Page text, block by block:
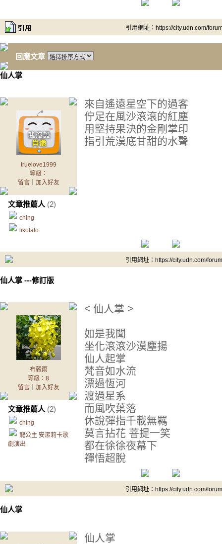
引用網址：https://city.udn.com/
回應文章
仙人掌
truelove1999
等級：
留言｜ 加入好友
文章推薦人 (2)
ching
likolalo
來自遙遠星空下的過客
佇足在風沙滾滾的紅塵
用堅持果決的金剛掌印
指引荒漠底甘甜的水聲
引用網址：https://city.udn.com/
仙人掌 ---修訂版
布榖雨
等級：8
留言｜ 加入好友
文章推薦人 (2)
ching
龍公主 安潔莉卡歌
劇演出
< 仙人掌 >
如是我聞
坐化滾滾沙漠塵揚
仙人起掌
梵音如水流
漂過恆河
渡過星系
而風吹葉落
休說彈指千載無羈
莫言拈花 菩提一笑
都在徐徐夜幕下
禪悟超脫
引用網址：https://city.udn.com/
仙人掌
仙人掌